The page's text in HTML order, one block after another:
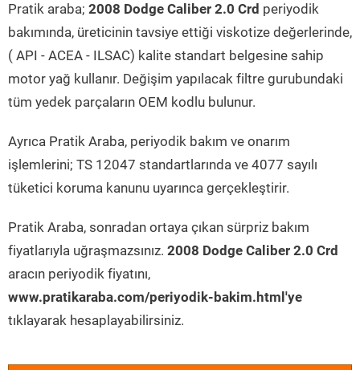
Pratik araba; 2008 Dodge Caliber 2.0 Crd periyodik
bakımında, üreticinin tavsiye ettiği viskotize değerlerinde,
( API - ACEA - ILSAC) kalite standart belgesine sahip
motor yağ kullanır. Değişim yapılacak filtre gurubundaki
tüm yedek parçaların OEM kodlu bulunur.
Ayrıca Pratik Araba, periyodik bakım ve onarım
işlemlerini; TS 12047 standartlarında ve 4077 sayılı
tüketici koruma kanunu uyarınca gerçekleştirir.
Pratik Araba, sonradan ortaya çıkan sürpriz bakım
fiyatlarıyla uğraşmazsınız. 2008 Dodge Caliber 2.0 Crd
aracın periyodik fiyatını,
www.pratikaraba.com/periyodik-bakim.html'ye
tıklayarak hesaplayabilirsiniz.